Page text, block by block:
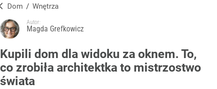
Dom / Wnętrza
Autor:
Magda Grefkowicz
Kupili dom dla widoku za oknem. To,
co zrobiła architektka to mistrzostwo
świata